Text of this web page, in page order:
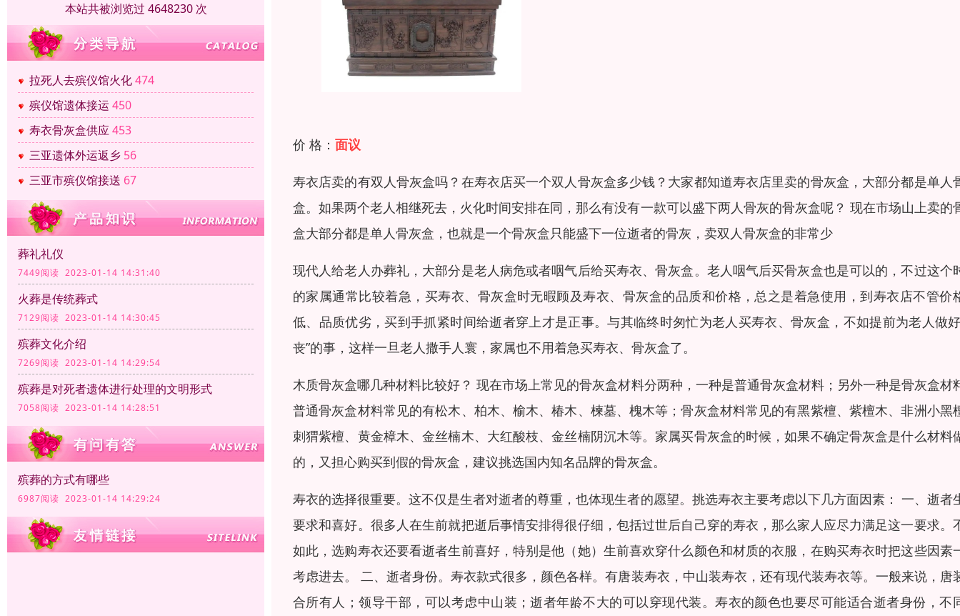
本站共被浏览过 4648230 次
拉死人去殡仪馆火化474
殡仪馆遗体接运 450
寿衣骨灰盒供应453
三亚遗体外运返乡 56
三亚市殡仪馆接送 67
葬礼礼仪
7449阅读 2023-01-14 14:31:40
火葬是传统葬式
7129阅读 2023-01-14 14:30:45
殡葬文化介绍
7269阅读 2023-01-14 14:29:54
殡葬是对死者遗体进行处理的文明形式
7058阅读 2023-01-14 14:28:51
殡葬的方式有哪些
6987阅读 2023-01-14 14:29:24
价 格： 面议
寿衣店卖的有双人骨灰盒吗？在寿衣店买一个双人骨灰盒多少钱？大家都知道寿衣店里卖的骨灰盒，大部分都是单人
盒。如果两个老人相继死去，火化时间安排在同，那么有没有一款可以盛下两人骨灰的骨灰盒呢？ 现在市场山上卖的
盒大部分都是单人骨灰盒，也就是一个骨灰盒只能盛下一位逝者的骨灰，卖双人骨灰盒的非常少
现代人给老人办葬礼，大部分是老人病危或者咽气后给买寿衣、骨灰盒。老人咽气后买骨灰盒也是可以的，不过这个
的家属通常比较着急，买寿衣、骨灰盒时无暇顾及寿衣、骨灰盒的品质和价格，总之是着急使用，到寿衣店不管价
低、品质优劣，买到手抓紧时间给逝者穿上才是正事。与其临终时匆忙为老人买寿衣、骨灰盒，不如提前为老人做
丧”的事，这样一旦老人撒手人寰，家属也不用着急买寿衣、骨灰盒了。
木质骨灰盒哪几种材料比较好？ 现在市场上常见的骨灰盒材料分两种，一种是普通骨灰盒材料；另外一种是骨灰盒材
普通骨灰盒材料常见的有松木、柏木、榆木、椿木、楝墓、槐木等；骨灰盒材料常见的有黑紫檀、紫檀木、非洲小黑
刺猬紫檀、黄金樟木、金丝楠木、大红酸枝、金丝楠阴沉木等。家属买骨灰盒的时候，如果不确定骨灰盒是什么材料
的，又担心购买到假的骨灰盒，建议挑选国内知名品牌的骨灰盒。
寿衣的选择很重要。这不仅是生者对逝者的尊重，也体现生者的愿望。挑选寿衣主要考虑以下几方面因素： 一、逝者
要求和喜好。很多人在生前就把逝后事情安排得很仔细，包括过世后自己穿的寿衣，那么家人应尽力满足这一要求。
如此，选购寿衣还要看逝者生前喜好，特别是他（她）生前喜欢穿什么颜色和材质的衣服，在购买寿衣时把这些因素
考虑进去。 二、逝者身份。寿衣款式很多，颜色各样。有唐装寿衣，中山装寿衣，还有现代装寿衣等。一般来说，唐
合所有人；领导干部，可以考虑中山装；逝者年龄不大的可以穿现代装。寿衣的颜色也要尽可能适合逝者身份，不